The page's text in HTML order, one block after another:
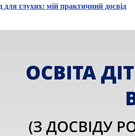
для глухих: мій практичний досвід